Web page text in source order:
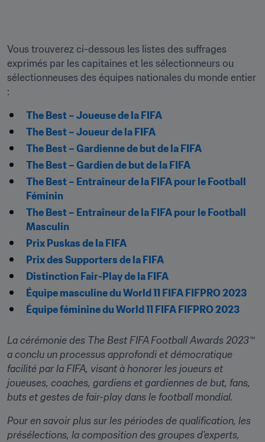
Vous trouverez ci-dessous les listes des suffrages
exprimés par les capitaines et les sélectionneurs ou
sélectionneuses des équipes nationales du monde entier
:
The Best – Joueuse de la FIFA
The Best – Joueur de la FIFA
The Best – Gardienne de but de la FIFA
The Best – Gardien de but de la FIFA
The Best – Entraîneur de la FIFA pour le Football
Féminin
The Best – Entraîneur de la FIFA pour le Football
Masculin
Prix Puskas de la FIFA
Prix des Supporters de la FIFA
Distinction Fair-Play de la FIFA
Équipe masculine du World 11 FIFA FIFPRO 2023
Équipe féminine du World 11 FIFA FIFPRO 2023
La cérémonie des The Best FIFA Football Awards 2023™
a conclu un processus approfondi et démocratique
facilité par la FIFA, visant à honorer les joueurs et
joueuses, coaches, gardiens et gardiennes de but, fans,
buts et gestes de fair-play dans le football mondial.
Pour en savoir plus sur les périodes de qualification, les
présélections, la composition des groupes d'experts,